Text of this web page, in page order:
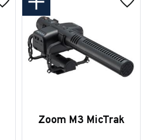
Lägg till i favoriter
Zoom M3 MicTrak